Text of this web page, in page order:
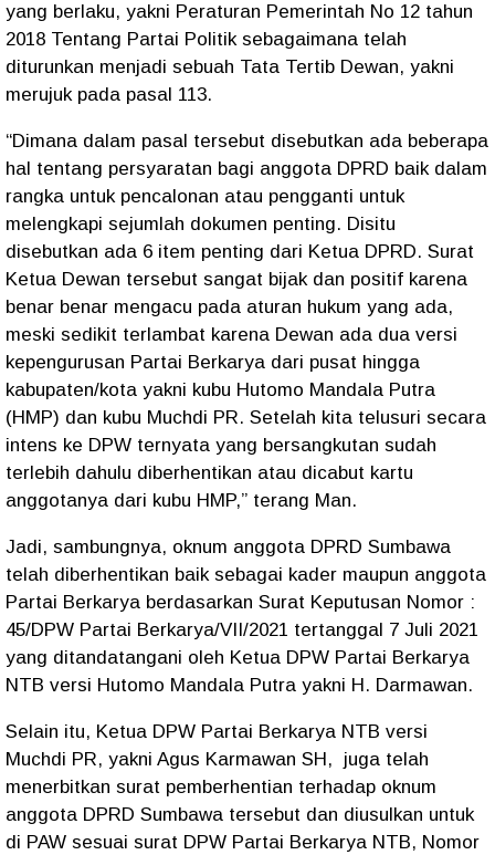
yang berlaku, yakni Peraturan Pemerintah No 12 tahun
2018 Tentang Partai Politik sebagaimana telah
diturunkan menjadi sebuah Tata Tertib Dewan, yakni
merujuk pada pasal 113.
“Dimana dalam pasal tersebut disebutkan ada beberapa
hal tentang persyaratan bagi anggota DPRD baik dalam
rangka untuk pencalonan atau pengganti untuk
melengkapi sejumlah dokumen penting. Disitu
disebutkan ada 6 item penting dari Ketua DPRD. Surat
Ketua Dewan tersebut sangat bijak dan positif karena
benar benar mengacu pada aturan hukum yang ada,
meski sedikit terlambat karena Dewan ada dua versi
kepengurusan Partai Berkarya dari pusat hingga
kabupaten/kota yakni kubu Hutomo Mandala Putra
(HMP) dan kubu Muchdi PR. Setelah kita telusuri secara
intens ke DPW ternyata yang bersangkutan sudah
terlebih dahulu diberhentikan atau dicabut kartu
anggotanya dari kubu HMP,” terang Man.
Jadi, sambungnya, oknum anggota DPRD Sumbawa
telah diberhentikan baik sebagai kader maupun anggota
Partai Berkarya berdasarkan Surat Keputusan Nomor :
45/DPW Partai Berkarya/VII/2021 tertanggal 7 Juli 2021
yang ditandatangani oleh Ketua DPW Partai Berkarya
NTB versi Hutomo Mandala Putra yakni H. Darmawan.
Selain itu, Ketua DPW Partai Berkarya NTB versi
Muchdi PR, yakni Agus Karmawan SH, juga telah
menerbitkan surat pemberhentian terhadap oknum
anggota DPRD Sumbawa tersebut dan diusulkan untuk
di PAW sesuai surat DPW Partai Berkarya NTB, Nomor